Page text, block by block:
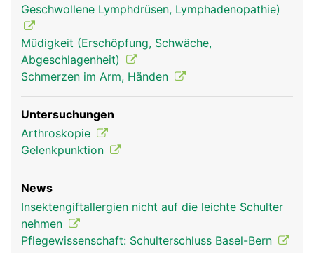
Geschwollene Lymphdrüsen, Lymphadenopathie)
Müdigkeit (Erschöpfung, Schwäche,
Abgeschlagenheit)
Schmerzen im Arm, Händen
Untersuchungen
Arthroskopie
Gelenkpunktion
News
Insektengiftallergien nicht auf die leichte Schulter
nehmen
Pflegewissenschaft: Schulterschluss Basel-Bern